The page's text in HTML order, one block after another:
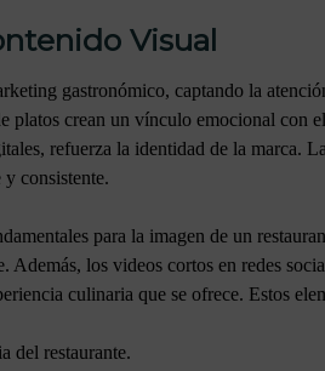
Visual
gastronómico, captando la
platos crean un vínculo emocional con
refuerza la identidad de la marca.
consistente.
para la imagen de un
Además, los videos cortos en redes
culinaria que se ofrece. Estos
del restaurante.